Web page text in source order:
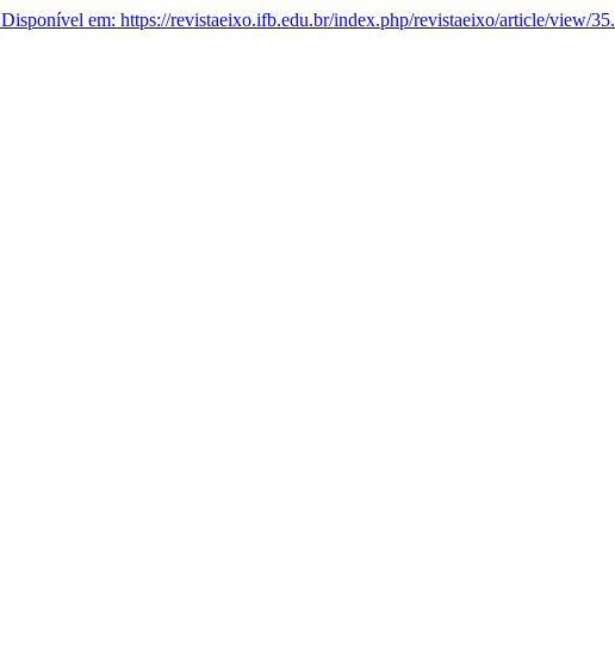
Disponível em: https://revistaeixo.ifb.edu.br/index.php/revistaeixo/article/view/35.